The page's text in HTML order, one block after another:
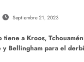
Septiembre 21, 2023
tiene a Kroos,
Bellingham para el